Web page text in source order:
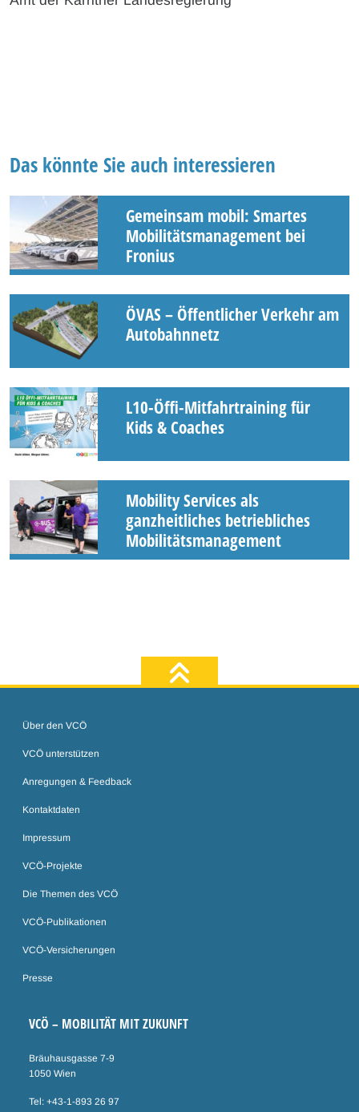
Das könnte Sie auch interessieren
Gemeinsam mobil: Smartes
Mobilitätsmanagement bei
Fronius
ÖVAS – Öffentlicher Verkehr am
Autobahnnetz
L10-Öffi-Mitfahrtraining für
Kids & Coaches
Mobility Services als
ganzheitliches betriebliches
Mobilitätsmanagement
Über den VCÖ
VCÖ unterstützen
Anregungen & Feedback
Kontaktdaten
Impressum
VCÖ-Projekte
Die Themen des VCÖ
VCÖ-Publikationen
VCÖ-Versicherungen
Presse
VCÖ – MOBILITÄT MIT ZUKUNFT
Bräuhausgasse 7-9
1050 Wien
Tel: +43-1-893 26 97